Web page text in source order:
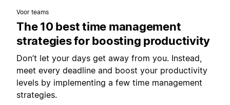
Voor teams
The 10 best time management
strategies for boosting productivity
Don’t let your days get away from you. Instead,
meet every deadline and boost your productivity
levels by implementing a few time management
strategies.